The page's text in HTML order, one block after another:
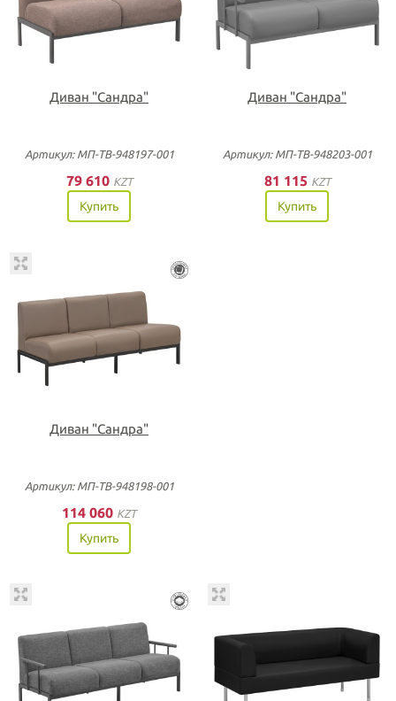
Диван "Сандра"
Артикул: МП-ТВ-948197-001
79 610 KZT
Купить
Диван "Сандра"
Артикул: МП-ТВ-948203-001
81 115 KZT
Купить
Диван "Сандра"
Артикул: МП-ТВ-948198-001
114 060 KZT
Купить